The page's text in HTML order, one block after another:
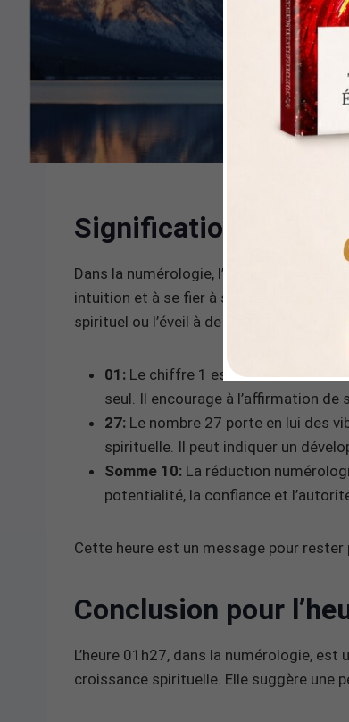
Signification
Dans la numérologie, l’heure miroir
intuition et à se fier à son jugement
spirituel ou l’éveil à de nouvelles idées.
01: Le chiffre 1 est associé à de
seul. Il encourage à l’affirmation
27: Le nombre 27 porte en lui des
spirituelle. Il peut indiquer un
Somme 10: La réduction
potentialité, la confiance et
Cette heure est un message pour
Conclusion pour
L’heure 01h27, dans la numérologie,
croissance spirituelle. Elle suggère une